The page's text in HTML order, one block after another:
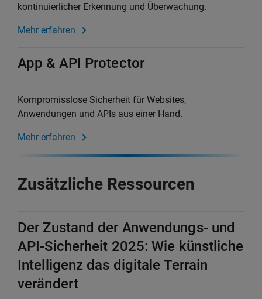
kontinuierlicher Erkennung und Überwachung.
Mehr erfahren
App & API Protector
Kompromisslose Sicherheit für Websites,
Anwendungen und APIs aus einer Hand.
Mehr erfahren
Zusätzliche Ressourcen
Der Zustand der Anwendungs- und
API-Sicherheit 2025: Wie künstliche
Intelligenz das digitale Terrain
verändert